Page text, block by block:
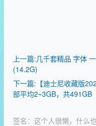
上一篇:几千套精品 字体
(14.2G)
下一篇:【迪士尼收藏版
部平均2~3GB，共491GB
签名：这个人很懒，什么也